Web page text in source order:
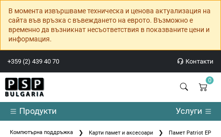
В момента извършваме техническа и ценова актуализация на
сайта във връзка с въвеждането на еврото. Възможно е
временно да възникнат несъответствия в показваните цени и
информация.
+359 (2) 439 40 70 Контакти
0
Продукти Услуги
Компютърна поддръжка Карти памет и аксесоари Памет Patriot EP